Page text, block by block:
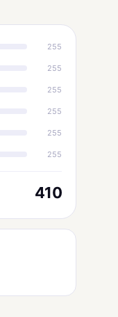
255
255
255
255
255
255
410